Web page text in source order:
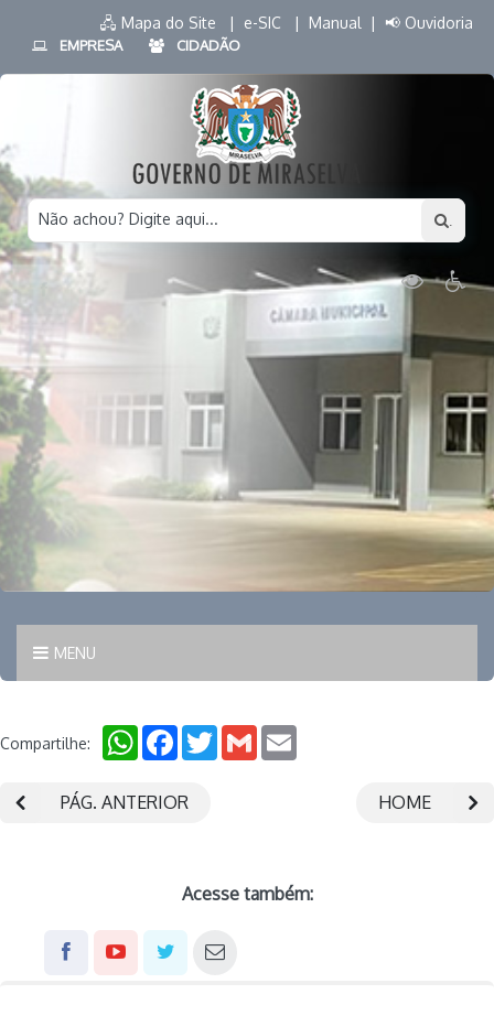
🖧 Mapa do Site | e-SIC | Manual | 📢 Ouvidoria
EMPRESA CIDADÃO
Não achou? Digite aqui...
MENU
Compartilhe: WhatsAppFacebookTwitterGmail
PÁG. ANTERIOR HOME
Acesse também: